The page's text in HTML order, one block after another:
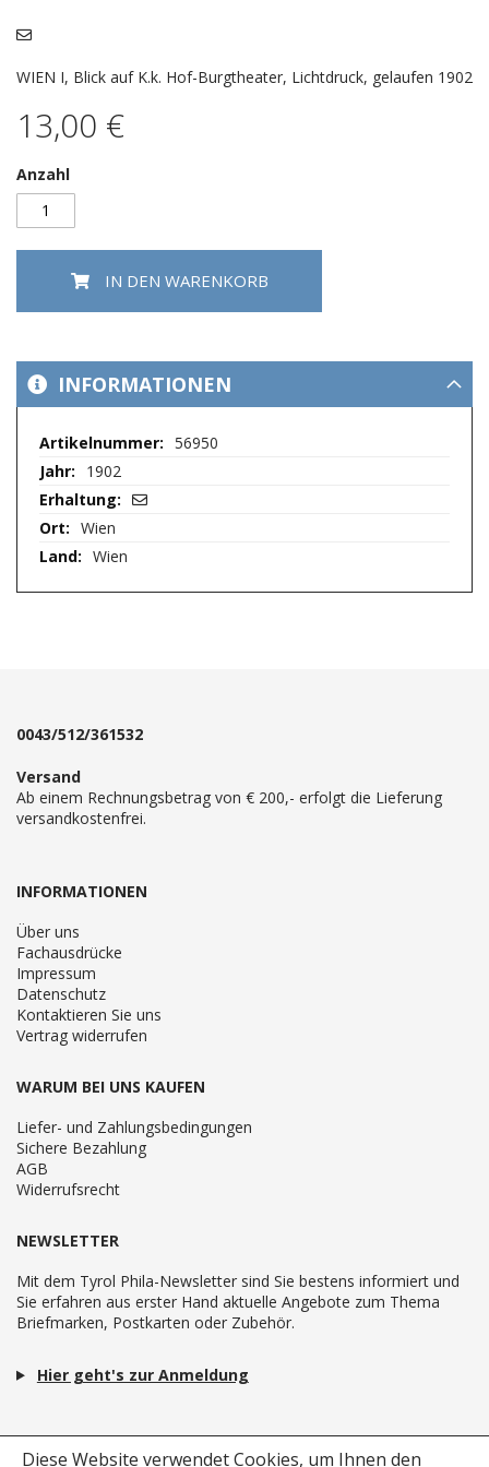
Diese Website verwendet Cookies, um Ihnen den
WIEN I, Blick auf K.k. Hof-Burgtheater, Lichtdruck, gelaufen 1902
13,00 €
Anzahl
IN DEN WARENKORB
springen
INFORMATIONEN
Mehr
56950
1902
Wien
Wien
0043/512/361532
Versand
Ab einem Rechnungsbetrag von € 200,- erfolgt die Lieferung
versandkostenfrei.
INFORMATIONEN
Über uns
Fachausdrücke
Impressum
Datenschutz
Kontaktieren Sie uns
Vertrag widerrufen
WARUM BEI UNS KAUFEN
Liefer- und Zahlungsbedingungen
Sichere Bezahlung
AGB
Widerrufsrecht
NEWSLETTER
Mit dem Tyrol Phila-Newsletter sind Sie bestens informiert und
Sie erfahren aus erster Hand aktuelle Angebote zum Thema
Briefmarken, Postkarten oder Zubehör.
Hier geht's zur Anmeldung